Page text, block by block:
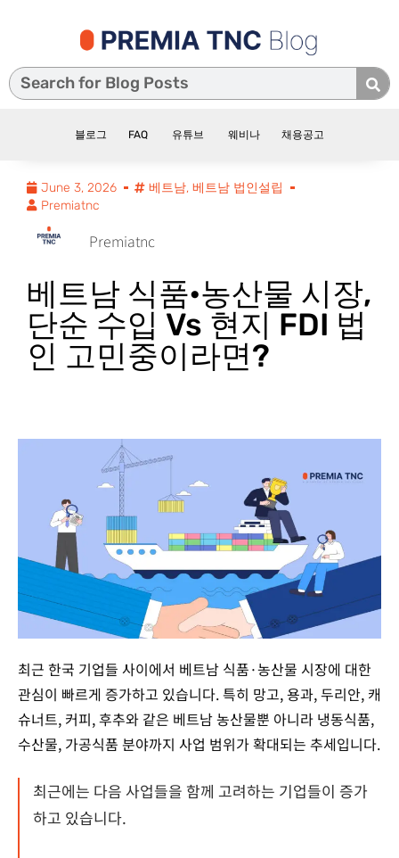
블로그 FAQ 유튜브 웨비나 채용공고
June 3, 2026 베트남, 베트남 법인설립
Premiatnc
Premiatnc
베트남 식품·농산물 시장,
단순 수입 Vs 현지 FDI 법
인 고민중이라면?
최근 한국 기업들 사이에서 베트남 식품·농산물 시장에 대한
관심이 빠르게 증가하고 있습니다. 특히 망고, 용과, 두리안, 캐
슈너트, 커피, 후추와 같은 베트남 농산물뿐 아니라 냉동식품,
수산물, 가공식품 분야까지 사업 범위가 확대되는 추세입니다.
최근에는 다음 사업들을 함께 고려하는 기업들이 증가
하고 있습니다.